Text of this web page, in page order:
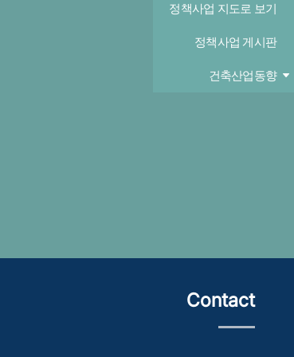
정책사업 지도로 보기
정책사업 게시판
건축산업동향
Contact